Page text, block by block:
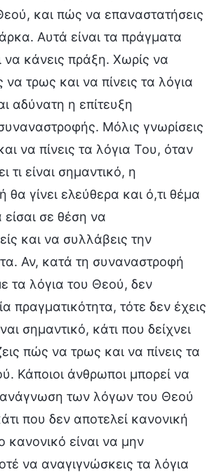
και πώς να επαναστατήσεις
Αυτά είναι τα πράγματα
να κάνεις πράξη. Χωρίς να
να τρως και να πίνεις τα λόγια
αδύνατη η επίτευξη
Μόλις γνωρίσεις
να πίνεις τα λόγια Του, όταν
τι είναι σημαντικό, η
γίνει ελεύθερα και ό,τι θέμα
είσαι σε θέση να
και να συλλάβεις την
Αν, κατά τη συναναστροφή
τα λόγια του Θεού, δεν
πραγματικότητα, τότε δεν έχεις
σημαντικό, κάτι που δείχνει
πώς να τρως και να πίνεις τα
Κάποιοι άνθρωποι μπορεί να
ανάγνωση των λόγων του Θεού
που δεν αποτελεί κανονική
κανονικό είναι να μην
να αναγιγνώσκεις τα λόγια